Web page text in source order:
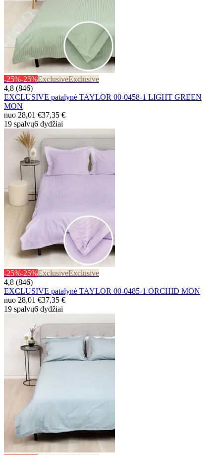
-25%-25%ExclusiveExclusive
4,8 (846)
EXCLUSIVE patalynė TAYLOR 00-0458-1 LIGHT GREEN
MON
nuo 28,01 €37,35 €
19 spalvų6 dydžiai
-25%-25%ExclusiveExclusive
4,8 (846)
EXCLUSIVE patalynė TAYLOR 00-0485-1 ORCHID MON
nuo 28,01 €37,35 €
19 spalvų6 dydžiai